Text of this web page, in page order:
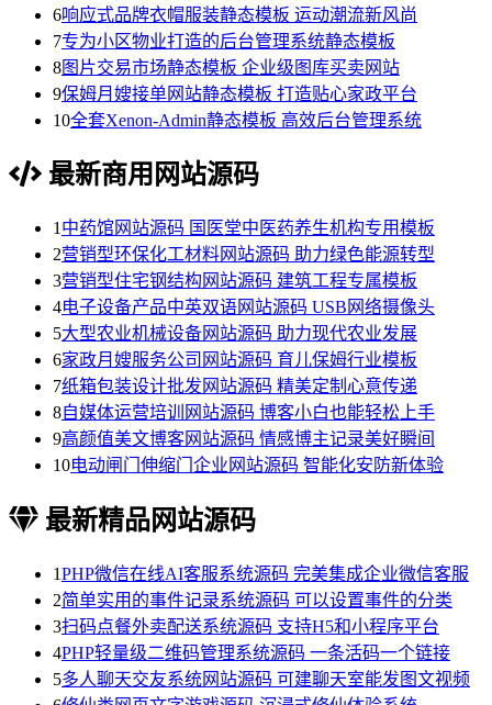
6响应式品牌衣帽服装静态模板 运动潮流新风尚
7专为小区物业打造的后台管理系统静态模板
8图片交易市场静态模板 企业级图库买卖网站
9保姆月嫂接单网站静态模板 打造贴心家政平台
10全套Xenon-Admin静态模板 高效后台管理系统
最新商用网站源码
1 中药馆网站源码 国医堂中医药养生机构专用模板
2营销型环保化工材料网站源码 助力绿色能源转型
3营销型住宅钢结构网站源码 建筑工程专属模板
4电子设备产品中英双语网站源码 USB网络摄像头
5大型农业机械设备网站源码 助力现代农业发展
6家政月嫂服务公司网站源码 育儿保姆行业模板
7纸箱包装设计批发网站源码 精美定制心意传递
8自媒体运营培训网站源码 博客小白也能轻松上手
9高颜值美文博客网站源码 情感博主记录美好瞬间
10电动闸门伸缩门企业网站源码 智能化安防新体验
最新精品网站源码
1PHP微信在线AI客服系统源码 完美集成企业微信客服
2简单实用的事件记录系统源码 可以设置事件的分类
3扫码点餐外卖配送系统源码 支持H5和小程序平台
4PHP轻量级二维码管理系统源码 一条活码一个链接
5多人聊天交友系统网站源码 可建聊天室能发图文视频